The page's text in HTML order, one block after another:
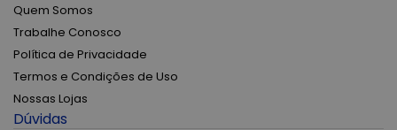
Quem Somos
Trabalhe Conosco
Política de Privacidade
Termos e Condições de Uso
Nossas Lojas
Dúvidas